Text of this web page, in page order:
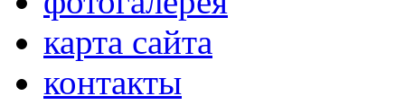
карта сайта
контакты